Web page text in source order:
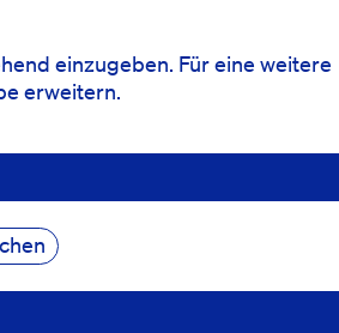
einzugeben. Für eine weitere
erweitern.